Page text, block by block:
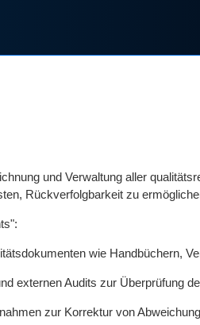
und Verwaltung aller
Rückverfolgbarkeit zu
wie Handbüchern,
externen Audits zur Überprüfung
zur Korrektur von